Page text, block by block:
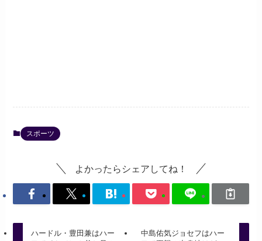
スポーツ
よかったらシェアしてね！
ハードル・豊田兼はハー
中島佑気ジョセフはハー